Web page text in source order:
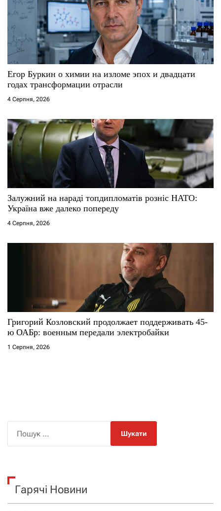
Егор Буркин о химии на изломе эпох и двадцати
годах трансформации отрасли
4 Серпня, 2026
Залужний на нараді топдипломатів розніс НАТО:
Україна вже далеко попереду
4 Серпня, 2026
Григорий Козловский продолжает поддерживать 45-
ю ОАБр: военным передали электробайки
1 Серпня, 2026
к
Гарячі Новини